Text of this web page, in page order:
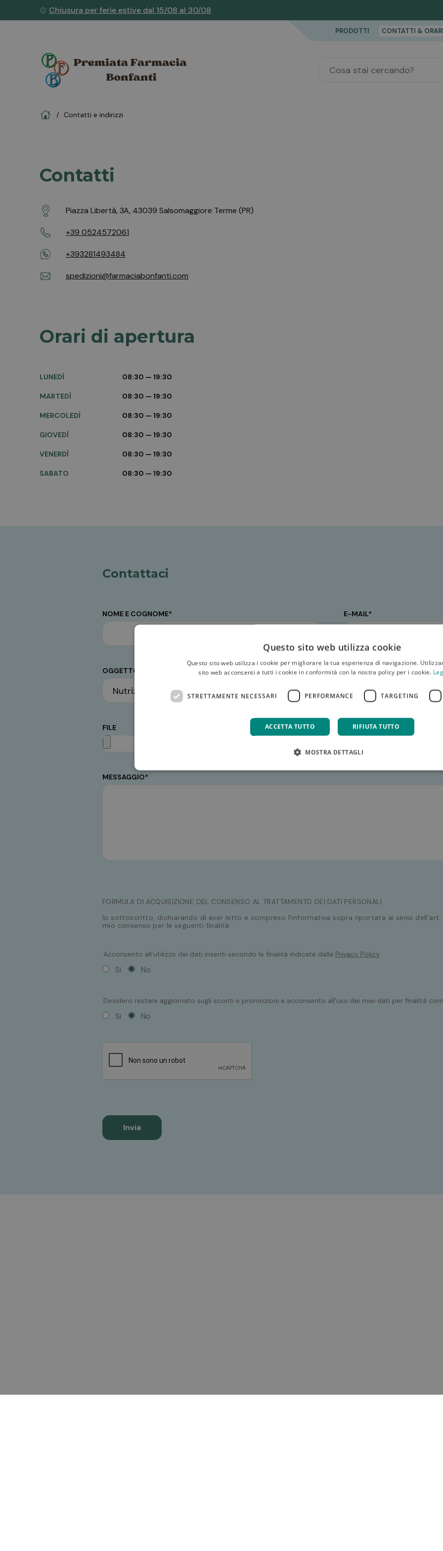
Chiusura per ferie estive dal 15/08 al 30/08
PRODOTTI CONTATTI & ORARI
HomeContatti e indirizzi
Contatti
Piazza Libertà, 3A, 43039 Salsomaggiore Terme (PR)
+39 0524572061
+393281493484
spedizioni@farmaciabonfanti.com
Orari di apertura
LUNEDÌ 08:30 — 19:30
MARTEDÌ 08:30 — 19:30
MERCOLEDÌ 08:30 — 19:30
GIOVEDÌ 08:30 — 19:30
VENERDÌ 08:30 — 19:30
SABATO 08:30 — 19:30
Contattaci
NOME E COGNOME* E-MAIL*
OGGETTO* TELEFONO
FILE
MESSAGGIO*
FORMULA DI ACQUISIZIONE DEL CONSENSO AL TRATTAMENTO DEI DATI PERSONALI
Io sottoscritto, dichiarando di aver letto e compreso l’informativa sopra riportata ai sensi dell'art.
mio consenso per le seguenti finalità:
Acconsento all’utilizzo dei dati inseriti secondo le finalità indicate dalla Privacy Policy
Si No
Desidero restare aggiornato sugli sconti e promozioni e acconsento all’uso dei miei dati per finalità
Si No
Questo sito web utilizza cookie
Questo sito web utilizza i cookie per migliorare la tua esperienza di navigazione.
sito web acconsenti a tutti i cookie in conformità con la nostra policy per i cookie.
STRETTAMENTE NECESSARI PERFORMANCE TARGETING
ACCETTA TUTTO RIFIUTA TUTTO
MOSTRA DETTAGLI